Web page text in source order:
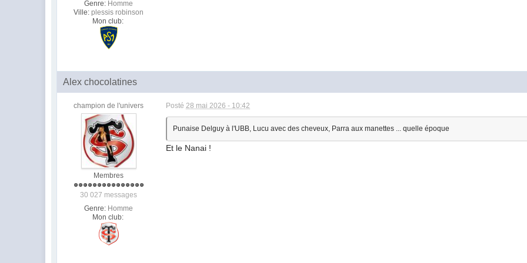
Genre: Homme
Ville: plessis robinson
Mon club:
Alex chocolatines
champion de l'univers
Membres
30 027 messages
Genre: Homme
Mon club:
Posté28 mai 2026 - 10:42
Punaise Delguy à l'UBB, Lucu avec des cheveux, Parra aux manettes ... quelle époque
Et le Nanai !